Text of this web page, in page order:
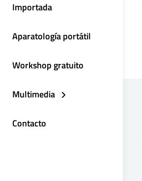
Importada
Aparatología portátil
Workshop gratuito
Multimedia
Contacto